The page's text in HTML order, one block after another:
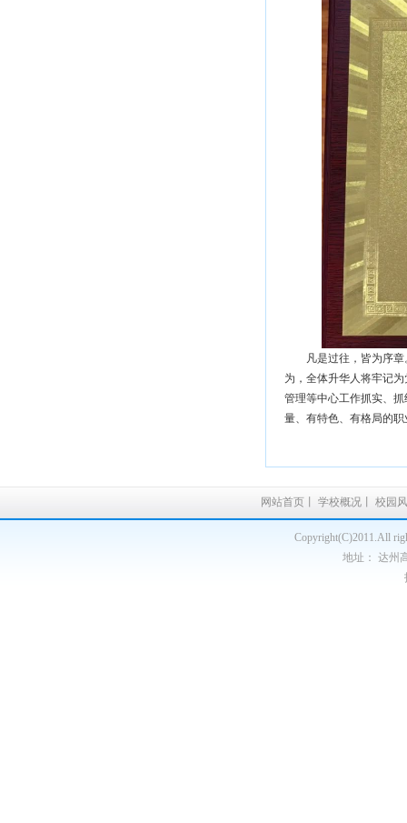
凡是过往，皆为序
为，全体升华人将牢记
管理等中心工作抓实、
量、有特色、有格局的
网站首页 学校概况 校园
Copyright(C)2011.All
地址： 达州